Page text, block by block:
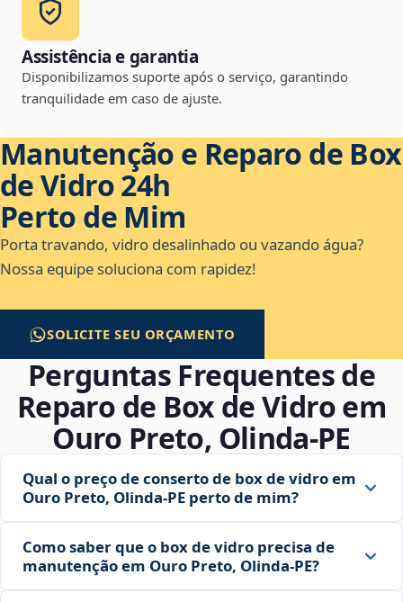
Assistência e garantia
Disponibilizamos suporte após o serviço, garantindo
tranquilidade em caso de ajuste.
Manutenção e Reparo de Box
de Vidro 24h
Perto de Mim
Porta travando, vidro desalinhado ou vazando água?
Nossa equipe soluciona com rapidez!
SOLICITE SEU ORÇAMENTO
Perguntas Frequentes de
Reparo de Box de Vidro em
Ouro Preto, Olinda‑PE
Qual o preço de conserto de box de vidro em
Ouro Preto, Olinda‑PE perto de mim?
Como saber que o box de vidro precisa de
manutenção em Ouro Preto, Olinda‑PE?